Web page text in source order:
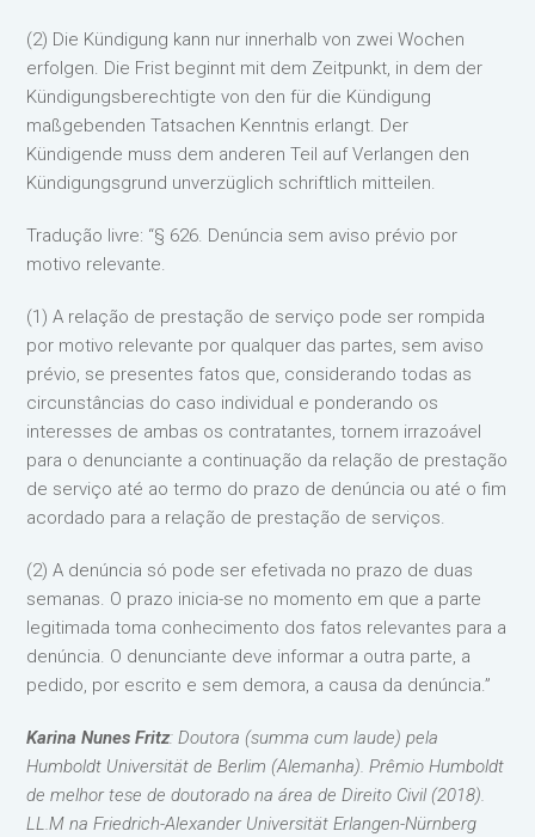
(2) Die Kündigung kann nur innerhalb von zwei Wochen
erfolgen. Die Frist beginnt mit dem Zeitpunkt, in dem der
Kündigungsberechtigte von den für die Kündigung
maßgebenden Tatsachen Kenntnis erlangt. Der
Kündigende muss dem anderen Teil auf Verlangen den
Kündigungsgrund unverzüglich schriftlich mitteilen.
Tradução livre: “§ 626. Denúncia sem aviso prévio por
motivo relevante.
(1) A relação de prestação de serviço pode ser rompida
por motivo relevante por qualquer das partes, sem aviso
prévio, se presentes fatos que, considerando todas as
circunstâncias do caso individual e ponderando os
interesses de ambas os contratantes, tornem irrazoável
para o denunciante a continuação da relação de prestação
de serviço até ao termo do prazo de denúncia ou até o fim
acordado para a relação de prestação de serviços.
(2) A denúncia só pode ser efetivada no prazo de duas
semanas. O prazo inicia-se no momento em que a parte
legitimada toma conhecimento dos fatos relevantes para a
denúncia. O denunciante deve informar a outra parte, a
pedido, por escrito e sem demora, a causa da denúncia.”
Karina Nunes Fritz: Doutora (summa cum laude) pela
Humboldt Universität de Berlim (Alemanha). Prêmio Humboldt
de melhor tese de doutorado na área de Direito Civil (2018).
LL.M na Friedrich-Alexander Universität Erlangen-Nürnberg